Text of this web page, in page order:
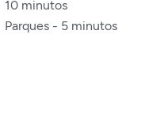
10 minutos
Parques - 5 minutos